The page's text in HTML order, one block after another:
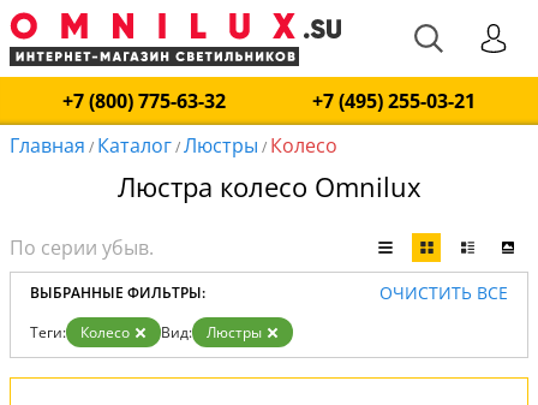
+7 (800) 775-63-32
+7 (495) 255-03-21
Главная / Каталог/Люстры / Колесо
Люстра колесо Omnilux
ВЫБРАННЫЕ ФИЛЬТРЫ: ОЧИСТИТЬ ВСЕ
Теги: Колесо Вид: Люстры